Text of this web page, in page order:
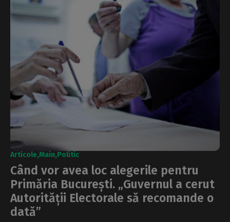
Articole Main Politic
Când vor avea loc alegerile pentru
Primăria București. „Guvernul a cerut
Autorității Electorale să recomande o
dată”